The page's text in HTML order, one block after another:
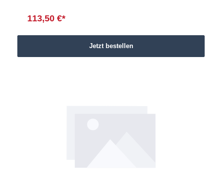
113,50 €*
Jetzt bestellen